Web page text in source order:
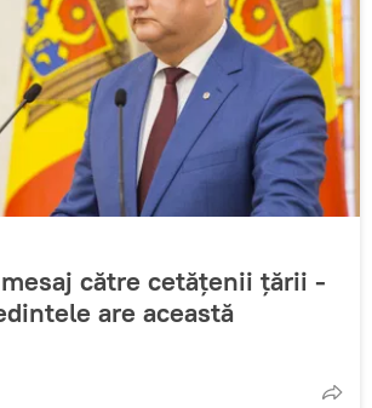
către cetățenii țării -
are această